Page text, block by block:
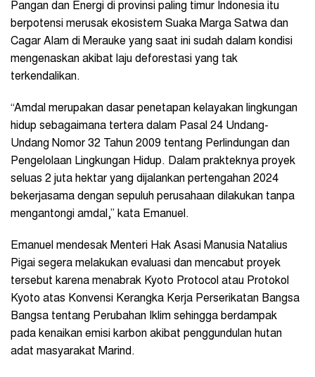
Pangan dan Energi di provinsi paling timur Indonesia itu
berpotensi merusak ekosistem Suaka Marga Satwa dan
Cagar Alam di Merauke yang saat ini sudah dalam kondisi
mengenaskan akibat laju deforestasi yang tak
terkendalikan.
“Amdal merupakan dasar penetapan kelayakan lingkungan
hidup sebagaimana tertera dalam Pasal 24 Undang-
Undang Nomor 32 Tahun 2009 tentang Perlindungan dan
Pengelolaan Lingkungan Hidup. Dalam prakteknya proyek
seluas 2 juta hektar yang dijalankan pertengahan 2024
bekerjasama dengan sepuluh perusahaan dilakukan tanpa
mengantongi amdal,” kata Emanuel.
Emanuel mendesak Menteri Hak Asasi Manusia Natalius
Pigai segera melakukan evaluasi dan mencabut proyek
tersebut karena menabrak Kyoto Protocol atau Protokol
Kyoto atas Konvensi Kerangka Kerja Perserikatan Bangsa
Bangsa tentang Perubahan Iklim sehingga berdampak
pada kenaikan emisi karbon akibat penggundulan hutan
adat masyarakat Marind.